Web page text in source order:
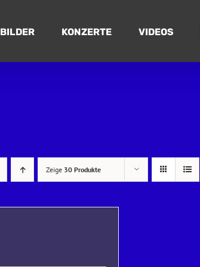
BILDER KONZERTE VIDEOS
Zeige 30 Produkte